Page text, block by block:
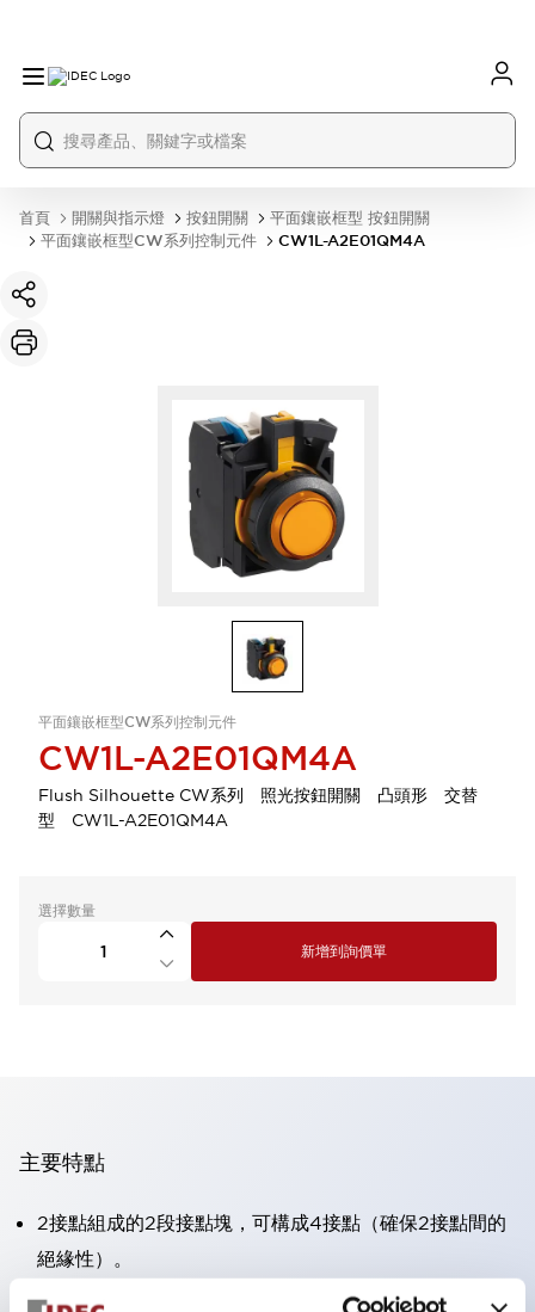
首頁 開關與指示燈 按鈕開關
平面鑲嵌框型 按鈕開關
平面鑲嵌框型CW系列控制元件
CW1L-A2E01QM4A
平面鑲嵌框型CW系列控制元件
CW1L-A2E01QM4A
Flush Silhouette CW系列 照光按鈕開關 凸頭形 交替
型 CW1L-A2E01QM4A
選擇數量
新增到詢價單
主要特點
2接點組成的2段接點塊，可構成4接點（確保2接點間的
絕緣性）。
面板深度39.9mm（※11段接點塊）、59.9mm（※22段